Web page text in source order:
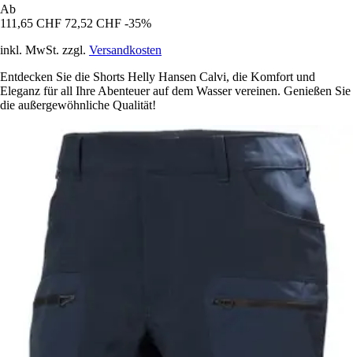
Ab
111,65 CHF 72,52 CHF -35%
inkl. MwSt. zzgl. Versandkosten
Entdecken Sie die Shorts Helly Hansen Calvi, die Komfort und
Eleganz für all Ihre Abenteuer auf dem Wasser vereinen. Genießen Sie
die außergewöhnliche Qualität!